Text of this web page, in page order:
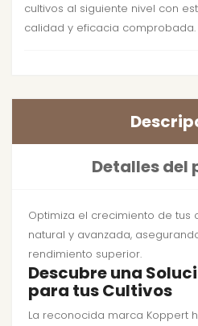
cultivos al siguiente nivel con
calidad y eficacia comprobada.
Detalles del
Optimiza el crecimiento de tus
natural y avanzada,
rendimiento superior.
Descubre una
para tus Cultivos
La reconocida marca Koppert